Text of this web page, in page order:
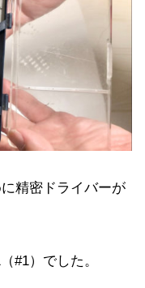
精密ドライバーが
#1）でした。